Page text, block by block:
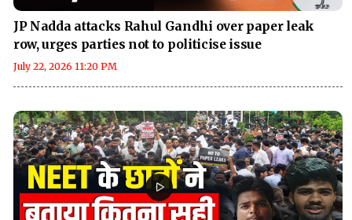
JP Nadda attacks Rahul Gandhi over paper leak
row, urges parties not to politicise issue
July 22, 2026 11:20 PM